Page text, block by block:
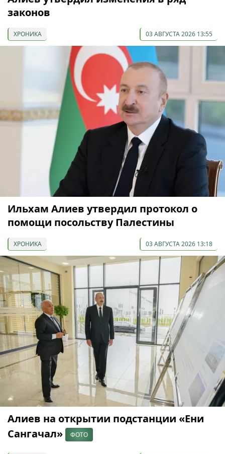
законов
ХРОНИКА 03 АВГУСТА 2026 13:55
Ильхам Алиев утвердил протокол о
помощи посольству Палестины
ХРОНИКА 03 АВГУСТА 2026 13:18
Алиев на открытии подстанции «Ени
Сангачал»
ФОТО